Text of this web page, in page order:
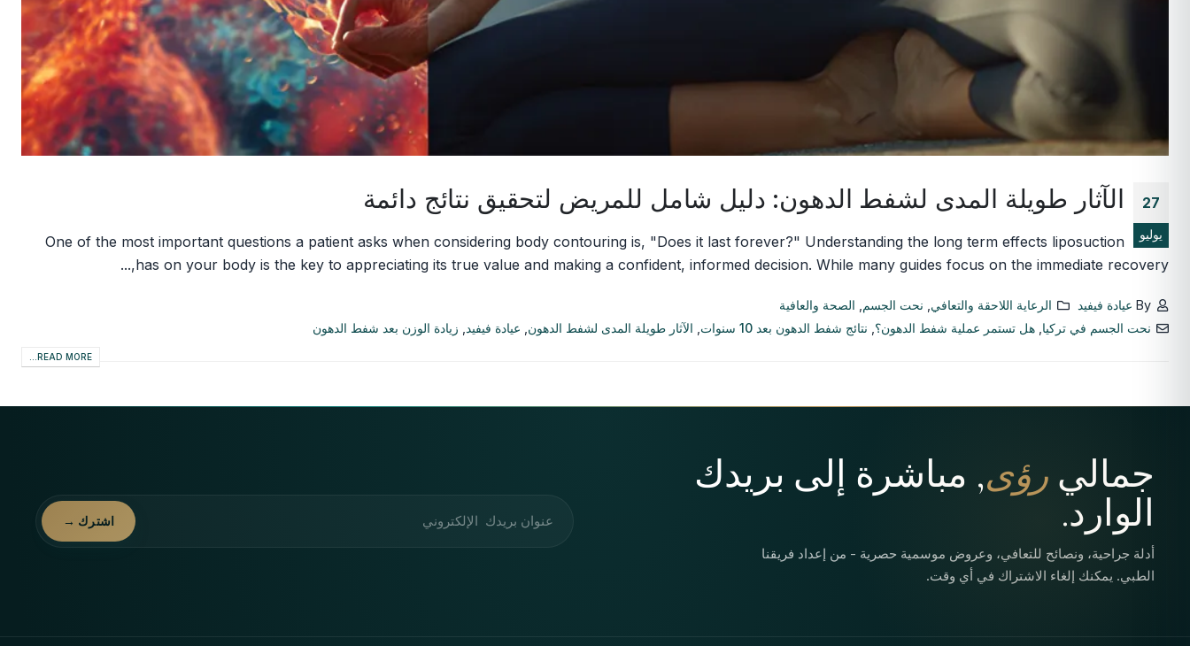
27
يوليو
الآثار طويلة المدى لشفط الدهون: دليل شامل للمريض لتحقيق نتائج دائمة
One of the most important questions a patient asks when considering body contouring is, "Does it last forever?" Understanding the long term effects liposuction
has on your body is the key to appreciating its true value and making a confident, informed decision. While many guides focus on the immediate recovery,...
By عيادة فيفيد الرعاية اللاحقة والتعافي نحت الجسم
الصحة والعافية
نحت الجسم في تركيا ,هل تستمر عملية شفط الدهون؟ نتائج شفط الدهون بعد 10 سنوات الآثار طويلة المدى لشفط الدهون عيادة فيفيد زيادة الوزن بعد شفط الدهون
READ MORE...
جمالي رؤى, مباشرة إلى بريدك
الوارد.
أدلة جراحية، ونصائح للتعافي، وعروض موسمية حصرية - من إعداد فريقنا
الطبي. يمكنك إلغاء الاشتراك في أي وقت.
اشترك →